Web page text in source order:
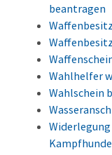
beantragen
Wahlhelfer
Wahlschein